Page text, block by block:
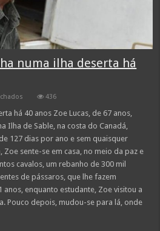
numa ilha deserta há
vive
numa
ilha
deserta
há
anos
436
há 40 anos Zoe Lucas, de 67 anos,
Ilha de Sable, na costa do Canadá,
127 dias por ano e sem quaisquer
Zoe sente-se em casa, no meio da paz e
cavalos, um rebanho de 300 mil
de pássaros, que lhe fazem
anos, enquanto estudante, Zoe visitou a
Pouco depois, mudou-se para lá, onde